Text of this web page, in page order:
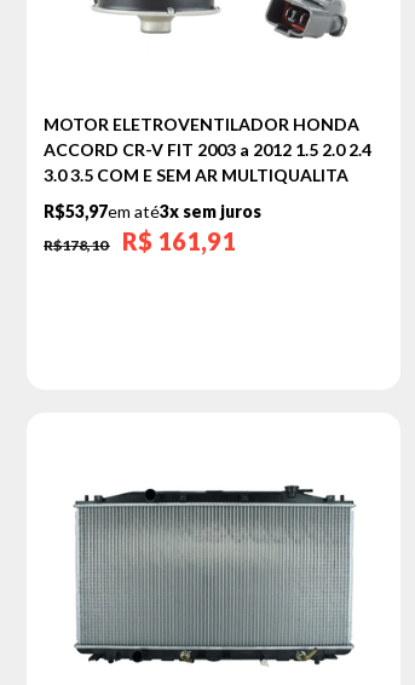
MOTOR ELETROVENTILADOR HONDA
ACCORD CR-V FIT 2003 a 2012 1.5 2.0 2.4
3.0 3.5 COM E SEM AR MULTIQUALITA
R$53,97em até3x sem juros
R$178,10 R$ 161,91